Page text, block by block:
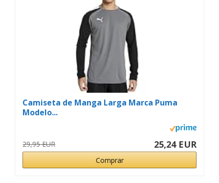
Camiseta de Manga Larga Marca Puma
Modelo...
29,95 EUR 25,24 EUR
Comprar